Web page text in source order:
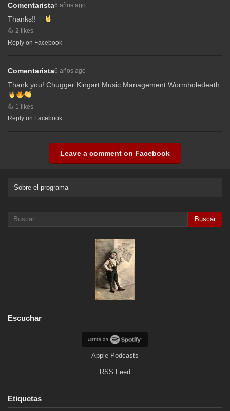
Comentarista6 años ago
Thanks!!
2 likes
Reply on Facebook
Comentarista6 años ago
Thank you! Chugger Kingart Music Management Wormholedeath
1 likes
Reply on Facebook
Leave a comment on Facebook
Sobre el programa
Buscar
Escuchar
Apple Podcasts
RSS Feed
Etiquetas